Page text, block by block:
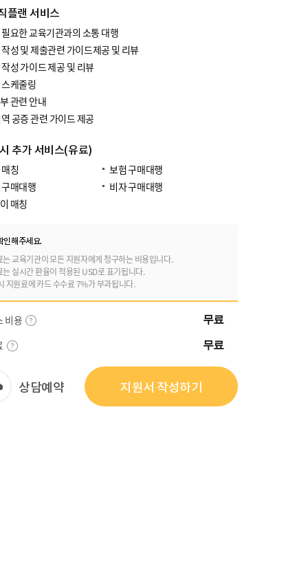
플랜 서비스
요한 교육기관과의 소통 대행
성 및 제출관련 가이드제공 및 리뷰
성 가이드 제공 및 리뷰
케줄링
관련 안내
공증 관련 가이드 제공
추가 서비스(유료)
칭
보험 구매대행
매대행
비자 구매대행
매칭
인해주세요.
교육기관이 모든 지원자에게 청구하는 비용입니다.
실시간 환율이 적용된 USD로 표기됩니다.
지원료에 카드 수수료 7%가 부과됩니다.
비용 무료
무료
상담예약 지원서 작성하기